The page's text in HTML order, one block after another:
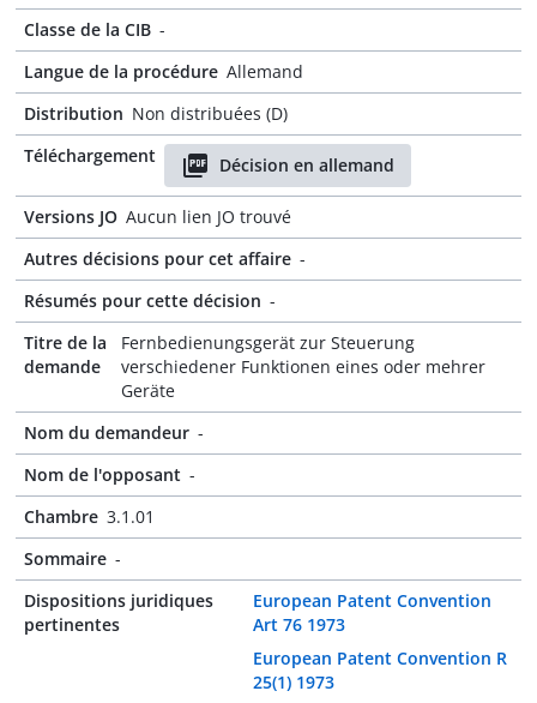
Classe de la CIB -
Langue de la procédure Allemand
Distribution Non distribuées (D)
Téléchargement
Décision en allemand
Versions JO Aucun lien JO trouvé
Autres décisions pour cet affaire -
Résumés pour cette décision -
Titre de la
demande
Fernbedienungsgerät zur Steuerung
verschiedener Funktionen eines oder mehrer
Geräte
Nom du demandeur -
Nom de l'opposant -
Chambre 3.1.01
Sommaire -
Dispositions juridiques
pertinentes
European Patent Convention
Art 76 1973
European Patent Convention R
25(1) 1973